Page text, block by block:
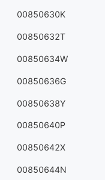
00850630K
00850632T
00850634W
00850636G
00850638Y
00850640P
00850642X
00850644N